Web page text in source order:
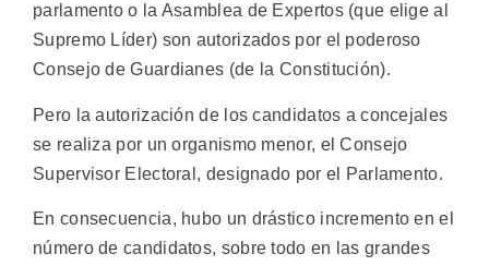
parlamento o la Asamblea de Expertos (que elige al
Supremo Líder) son autorizados por el poderoso
Consejo de Guardianes (de la Constitución).
Pero la autorización de los candidatos a concejales
se realiza por un organismo menor, el Consejo
Supervisor Electoral, designado por el Parlamento.
En consecuencia, hubo un drástico incremento en el
número de candidatos, sobre todo en las grandes